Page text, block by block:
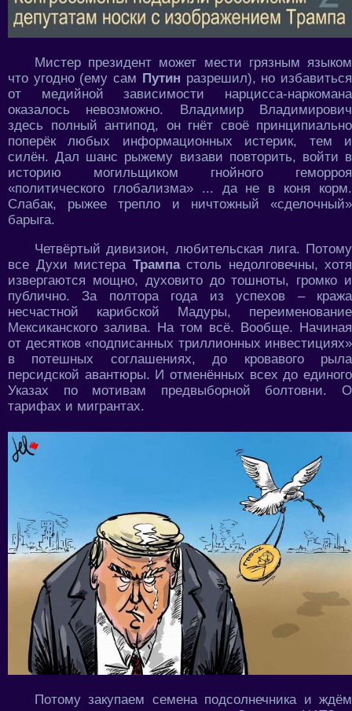
Мистер президент может мести грязным языком
что угодно (ему сам Путин разрешил), но избавиться
от медийной зависимости нарцисса-наркомана
оказалось невозможно. Владимир Владимирович
здесь полный антипод, он гнёт своё принципиально
поперёк любых информационных истерик, тем и
силён. Дал шанс рыжему визави повторить, войти в
историю могильщиком гнойного геморроя
«политического глобализма» ... да не в коня корм.
Слабак, рыжее трепло и ничтожный «сделочный»
барыга.
Четвёртый дивизион, любительская лига. Потому
все Духи мистера Трампа столь недолговечны, хотя
извергаются мощно, духовито до тошноты, громко и
публично. За полтора года из успехов – кража
несчастной карибской Мадуры, переименование
Мексиканского залива. На том всё. Вообще. Начиная
от десятков «подписанных триллионных инвестициях»
в потешных соглашениях, до кровавого рыла
персидской авантюры. И отменённых всех до единого
Указах по мотивам предвыборной болтовни. О
тарифах и мигрантах.
Потому закупаем семена подсолнечника и ждём